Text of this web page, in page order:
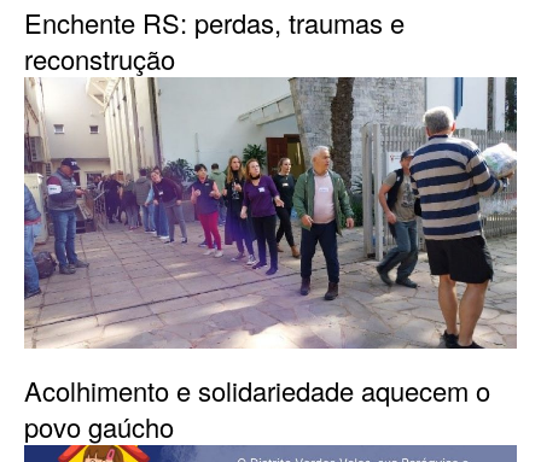
Enchente RS: perdas, traumas e
reconstrução
Acolhimento e solidariedade aquecem o
povo gaúcho